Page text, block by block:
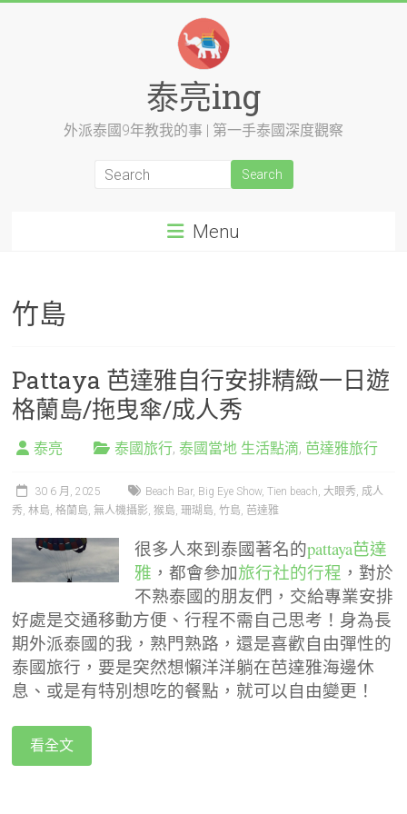
泰亮ing
外派泰國9年教我的事 | 第一手泰國深度觀察
Menu
竹島
Pattaya 芭達雅自行安排精緻一日遊
格蘭島/拖曳傘/成人秀
泰亮 泰國旅行,泰國當地 生活點滴, 芭達雅旅行
30 6 月, 2025 Beach Bar, Big Eye Show,Tien beach, 大眼秀, 成人
秀,林島,格蘭島,無人機攝影,猴島,珊瑚島,竹島, 芭達雅
很多人來到泰國著名的pattaya芭達
雅 ，都會參加旅行社的行程 ，對於
不熟泰國的朋友們，交給專業安排
好處是交通移動方便、行程不需自己思考！身為長
期外派泰國的我，熟門熟路，還是喜歡自由彈性的
泰國旅行，要是突然想懶洋洋躺在芭達雅海邊休
息、或是有特別想吃的餐點，就可以自由變更！
看全文